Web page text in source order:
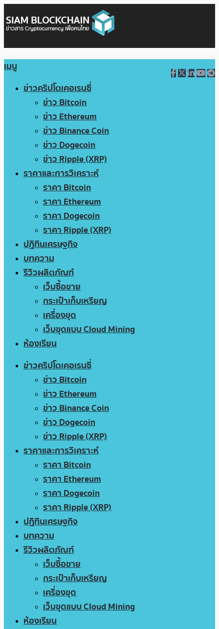
เมนู
ข่าวคริปโตเคอเรนซี่
ข่าว Bitcoin
ข่าว Ethereum
ข่าว Binance Coin
ข่าว Dogecoin
ข่าว Ripple (XRP)
ราคาและการวิเคราะห์
ราคา Bitcoin
ราคา Ethereum
ราคา Dogecoin
ราคา Ripple (XRP)
ปฏิทินเศรษฐกิจ
บทความ
รีวิวผลิตภัณฑ์
เว็บซื้อขาย
กระเป๋าเก็บเหรียญ
เครื่องขุด
เว็บขุดแบบ Cloud Mining
ห้องเรียน
ข่าวคริปโตเคอเรนซี่
ข่าว Bitcoin
ข่าว Ethereum
ข่าว Binance Coin
ข่าว Dogecoin
ข่าว Ripple (XRP)
ราคาและการวิเคราะห์
ราคา Bitcoin
ราคา Ethereum
ราคา Dogecoin
ราคา Ripple (XRP)
ปฏิทินเศรษฐกิจ
บทความ
รีวิวผลิตภัณฑ์
เว็บซื้อขาย
กระเป๋าเก็บเหรียญ
เครื่องขุด
เว็บขุดแบบ Cloud Mining
ห้องเรียน